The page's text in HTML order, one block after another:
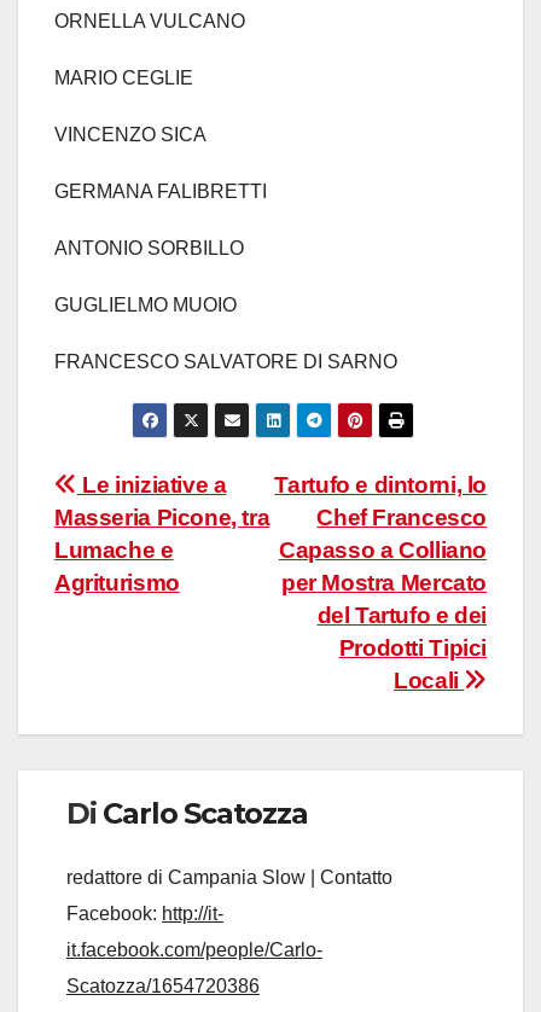
ORNELLA VULCANO
MARIO CEGLIE
VINCENZO SICA
GERMANA FALIBRETTI
ANTONIO SORBILLO
GUGLIELMO MUOIO
FRANCESCO SALVATORE DI SARNO
Navigazione
articoli
Tartufo e dintorni, lo
Chef Francesco
Capasso a Colliano
per Mostra Mercato
del Tartufo e dei
Prodotti Tipici
Locali
Le iniziative a
Masseria Picone, tra
Lumache e
Agriturismo
Di Carlo Scatozza
redattore di Campania Slow | Contatto
Facebook: http://it-
it.facebook.com/people/Carlo-
Scatozza/1654720386